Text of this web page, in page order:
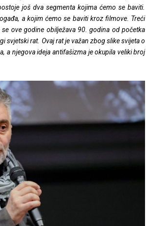
još dva segmenta kojima ćemo se baviti.
a kojim ćemo se baviti kroz filmove. Treći
ove godine obilježava 90. godina od početka
svjetski rat. Ovaj rat je važan zbog slike svijeta o
a njegova ideja antifašizma je okupila veliki broj